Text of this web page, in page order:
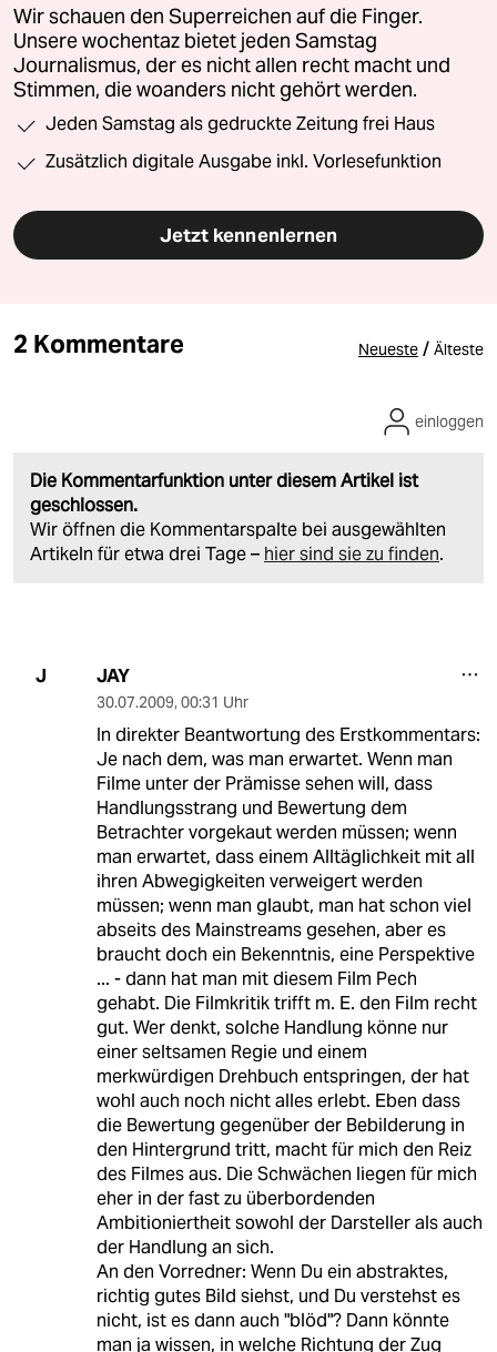
Wir schauen den Superreichen auf die Finger.
Unsere wochentaz bietet jeden Samstag
Journalismus, der es nicht allen recht macht und
Stimmen, die woanders nicht gehört werden.
Jeden Samstag als gedruckte Zeitung frei Haus
Zusätzlich digitale Ausgabe inkl. Vorlesefunktion
Jetzt kennenlernen
2 Kommentare Neueste / Älteste
Die Kommentarfunktion unter diesem Artikel ist
geschlossen.
Wir öffnen die Kommentarspalte bei ausgewählten
Artikeln für etwa drei Tage – hier sind sie zu finden.
einloggen
J JAY
30.07.2009, 00:31 Uhr
In direkter Beantwortung des Erstkommentars:
Je nach dem, was man erwartet. Wenn man
Filme unter der Prämisse sehen will, dass
Handlungsstrang und Bewertung dem
Betrachter vorgekaut werden müssen; wenn
man erwartet, dass einem Alltäglichkeit mit all
ihren Abwegigkeiten verweigert werden
müssen; wenn man glaubt, man hat schon viel
abseits des Mainstreams gesehen, aber es
braucht doch ein Bekenntnis, eine Perspektive
... - dann hat man mit diesem Film Pech
gehabt. Die Filmkritik trifft m. E. den Film recht
gut. Wer denkt, solche Handlung könne nur
einer seltsamen Regie und einem
merkwürdigen Drehbuch entspringen, der hat
wohl auch noch nicht alles erlebt. Eben dass
die Bewertung gegenüber der Bebilderung in
den Hintergrund tritt, macht für mich den Reiz
des Filmes aus. Die Schwächen liegen für mich
eher in der fast zu überbordenden
Ambitioniertheit sowohl der Darsteller als auch
der Handlung an sich.
An den Vorredner: Wenn Du ein abstraktes,
richtig gutes Bild siehst, und Du verstehst es
nicht, ist es dann auch "blöd"? Dann könnte
man ja wissen, in welche Richtung der Zug